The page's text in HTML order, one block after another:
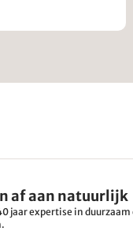
af aan natuurlijk
jaar expertise in duurzaam